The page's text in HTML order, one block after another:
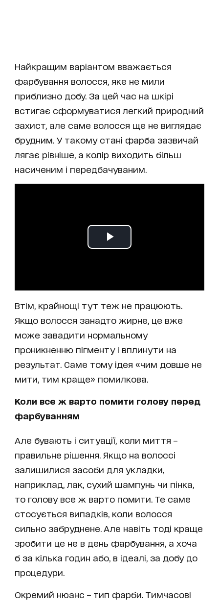
Найкращим варіантом вважається
фарбування волосся, яке не мили
приблизно добу. За цей час на шкірі
встигає сформуватися легкий природний
захист, але саме волосся ще не виглядає
брудним. У такому стані фарба зазвичай
лягає рівніше, а колір виходить більш
насиченим і передбачуваним.
Втім, крайнощі тут теж не працюють.
Якщо волосся занадто жирне, це вже
може завадити нормальному
проникненню пігменту і вплинути на
результат. Саме тому ідея «чим довше не
мити, тим краще» помилкова.
Коли все ж варто помити голову перед
фарбуванням
Але бувають і ситуації, коли миття –
правильне рішення. Якщо на волоссі
залишилися засоби для укладки,
наприклад, лак, сухий шампунь чи пінка,
то голову все ж варто помити. Те саме
стосується випадків, коли волосся
сильно забруднене. Але навіть тоді краще
зробити це не в день фарбування, а хоча
б за кілька годин або, в ідеалі, за добу до
процедури.
Окремий нюанс – тип фарби. Тимчасові